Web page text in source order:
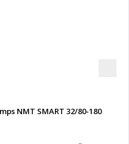
NMT SMART 32/80-180